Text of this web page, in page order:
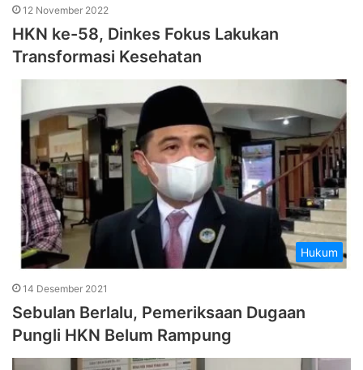
12 November 2022
HKN ke-58, Dinkes Fokus Lakukan
Transformasi Kesehatan
Hukum
14 Desember 2021
Sebulan Berlalu, Pemeriksaan Dugaan
Pungli HKN Belum Rampung